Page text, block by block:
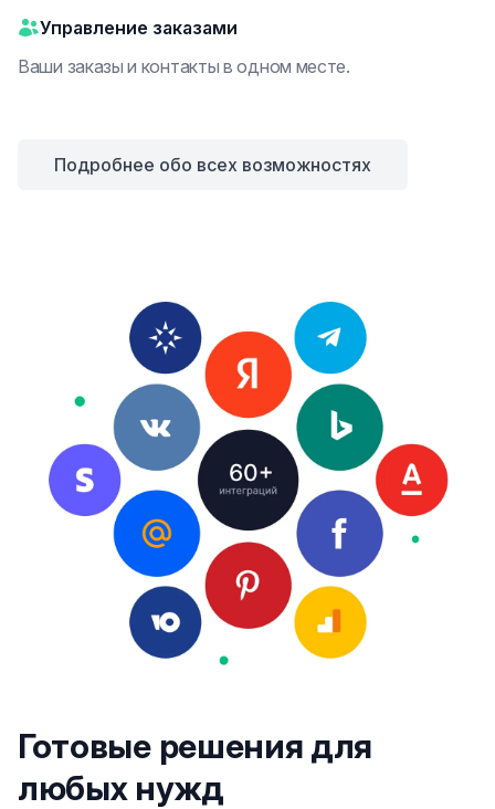
Управление заказами
Ваши заказы и контакты в одном месте.
Подробнее обо всех возможностях
Готовые решения для
любых нужд